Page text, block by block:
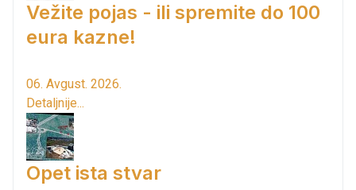
Vežite pojas - ili spremite do 100
eura kazne!
06. Avgust. 2026.
Detaljnije...
Opet ista stvar